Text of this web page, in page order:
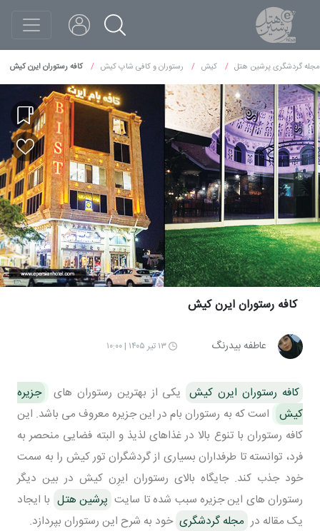
مجله گردشگری پرشین هتل کیش رستوران و کافی شاپ کیش کافه رستوران ایرن کیش
کافه رستوران ایرن کیش
عاطفه بیدرنگ ۱۳ تیر ۱۴۰۵ | ۱۰:۰۰
کافه رستوران ایرن کیش یکی از بهترین رستوران های
جزیره
کیش است که به رستوران بام در این جزیره معروف می باشد. این
کافه رستوران با تنوع بالا در غذاهای لذیذ و البته فضایی منحصر به
فرد، توانسته تا طرفداران بسیاری از گردشگران تور کیش را به سمت
خود جذب کند. جایگاه بالای رستوران ایرِن کیش در بین دیگر
رستوران های این جزیره سبب شده تا سایت پرشین هتل با ایجاد
یک مقاله در مجله گردشگری خود به شرح این رستوران بپردازد.